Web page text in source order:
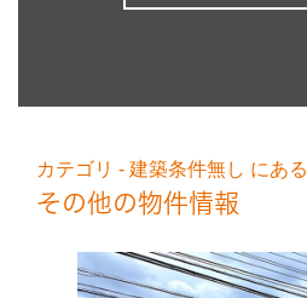
カテゴリ - 建築条件無し にある
その他の物件情報